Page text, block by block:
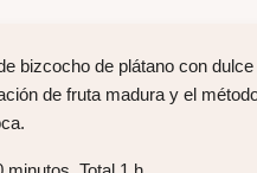
bizcocho de plátano con
de fruta madura y el